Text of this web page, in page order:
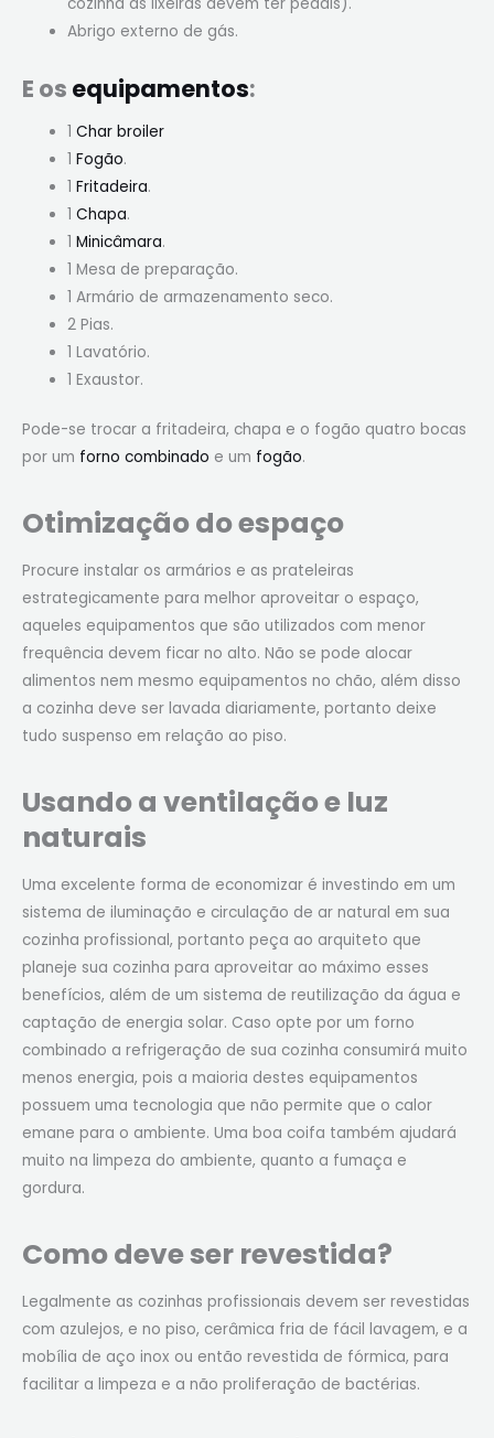
Abrigo externo de gás.
E os equipamentos:
1Char broiler
1Fogão.
1Fritadeira.
1Chapa.
1Minicâmara.
1 Mesa de preparação.
1 Armário de armazenamento seco.
2 Pias.
1 Lavatório.
1 Exaustor.
Pode-se trocar a fritadeira, chapa e o fogão quatro bocas
por um forno combinado e um fogão.
Otimização do espaço
Procure instalar os armários e as prateleiras
estrategicamente para melhor aproveitar o espaço,
aqueles equipamentos que são utilizados com menor
frequência devem ficar no alto. Não se pode alocar
alimentos nem mesmo equipamentos no chão, além disso
a cozinha deve ser lavada diariamente, portanto deixe
tudo suspenso em relação ao piso.
Usando a ventilação e luz
naturais
Uma excelente forma de economizar é investindo em um
sistema de iluminação e circulação de ar natural em sua
cozinha profissional, portanto peça ao arquiteto que
planeje sua cozinha para aproveitar ao máximo esses
benefícios, além de um sistema de reutilização da água e
captação de energia solar. Caso opte por um forno
combinado a refrigeração de sua cozinha consumirá muito
menos energia, pois a maioria destes equipamentos
possuem uma tecnologia que não permite que o calor
emane para o ambiente. Uma boa coifa também ajudará
muito na limpeza do ambiente, quanto a fumaça e
gordura.
Como deve ser revestida?
Legalmente as cozinhas profissionais devem ser revestidas
com azulejos, e no piso, cerâmica fria de fácil lavagem, e a
mobília de aço inox ou então revestida de fórmica, para
facilitar a limpeza e a não proliferação de bactérias.